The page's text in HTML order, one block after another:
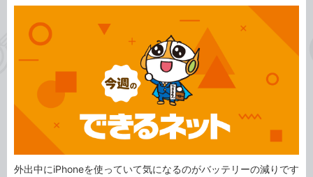
カ
テ
ゴ
リ
タ
グ
外出中にiPhoneを使っていて気になるのがバッテリーの減りです